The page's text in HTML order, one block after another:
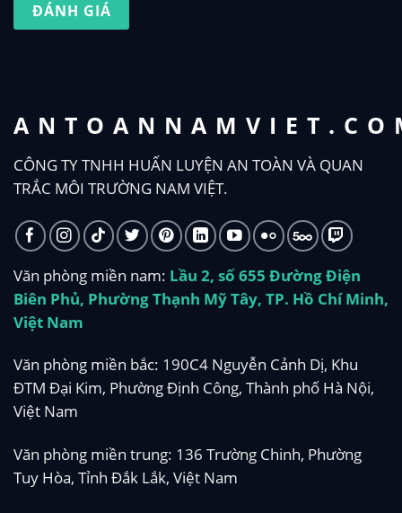
CÔNG TY TNHH HUẤN LUYỆN AN TOÀN VÀ QUAN
TRẮC MÔI TRƯỜNG NAM VIỆT.
Văn phòng miền nam: Lầu 2, số 655 Đường Điện
Biên Phủ, Phường Thạnh Mỹ Tây, TP. Hồ Chí Minh,
Việt Nam
Văn phòng miền bắc: 190C4 Nguyễn Cảnh Dị, Khu
ĐTM Đại Kim, Phường Định Công, Thành phố Hà Nội,
Việt Nam
Văn phòng miền trung: 136 Trường Chinh, Phường
Tuy Hòa, Tỉnh Đắk Lắk, Việt Nam
ĐÁNH GIÁ